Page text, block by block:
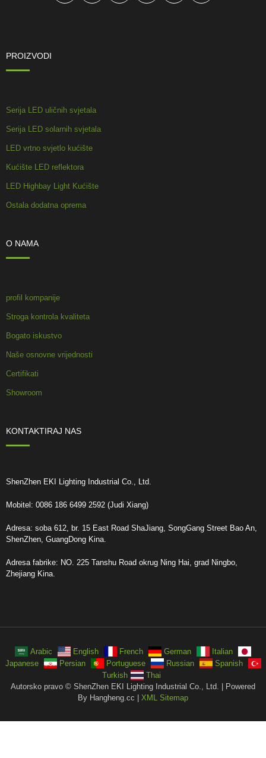
PROIZVODI
Serija LED uličnih svjetala
Serija LED solarnih svjetala
LED vrtno svjetlo kućište
Kućište LED reflektora
LED Highbay Light Kućište
Ostala dodatna oprema
O NAMA
profil kompanije
Stroga kontrola kvaliteta
Bogato iskustvo
Naše osnovne vrijednosti
Certifikati
Showroom
KONTAKTIRAJ NAS
ShenZhen EKI Lighting Industrial Co., Ltd.
Mobitel: 0086 186 6499 2592 (Judi Xiang)
Adresa: soba 612, br. 15 East Road ShaJiang, SongGang Street Bao An,
ShenZhen, GuangDong Kina.
Adresa fabrike: NO. 225 Tanshu Road okrug Ning Hai, grad Ningbo,
Zhejiang Kina.
Arabic English French German
Italian
Japanese
Persian Portuguese Russian
Spanish
Turkish
Thai
Autorsko pravo © ShenZhen EKI Lighting Industrial Co., Ltd. | Powered
By Hangheng.cc | XML Sitemap